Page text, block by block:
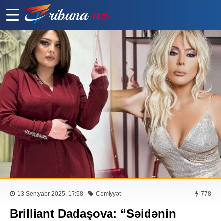
13 Sentyabr 2025, 17:58 Cəmiyyət 778
Brilliant Dadaşova: “Səidənin